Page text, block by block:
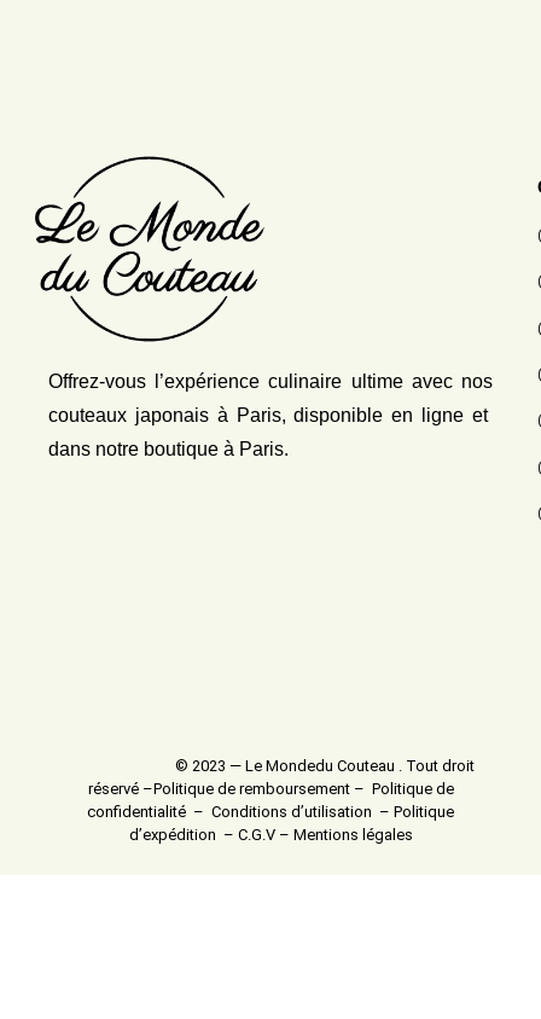
Offrez-vous l’expérience culinaire ultime avec nos
couteaux japonais à Paris, disponible en ligne et
dans notre boutique à Paris.
© 2023 — Le Mondedu Couteau . Tout droit
réservé –Politique de remboursement – Politique de
confidentialité – Conditions d’utilisation – Politique
d’expédition – C.G.V– Mentions légales